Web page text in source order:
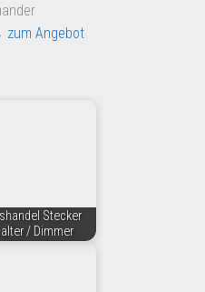
zum Angebot
Stecker
/ Dimmer